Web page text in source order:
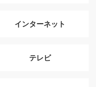
インターネット
テレビ